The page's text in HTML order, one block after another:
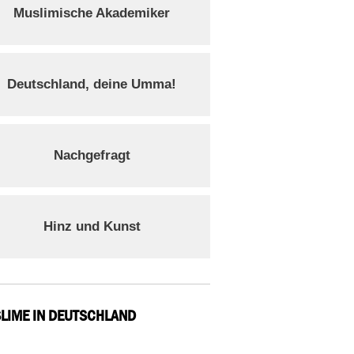
Muslimische Akademiker
Deutschland, deine Umma!
Nachgefragt
Hinz und Kunst
IN DEUTSCHLAND